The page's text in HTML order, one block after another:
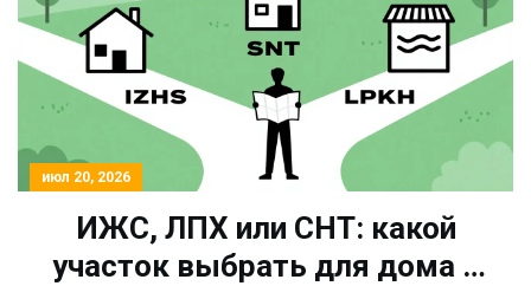
июл 20, 2026
ИЖС, ЛПХ или СНТ: какой
участок выбрать для дома в